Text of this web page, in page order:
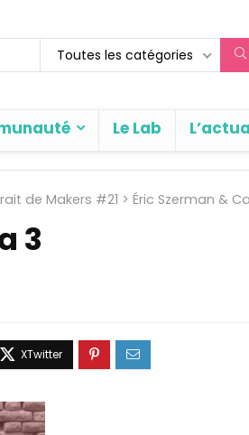
Toutes les catégories
Le Lab
de Makers #21 > Éric Szerman &
3